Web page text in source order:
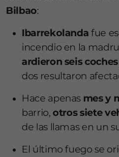
Bilbao:
Ibarrekolanda fue
incendio en la
ardieron seis
dos resultaron
Hace apenas mes y
barrio,otros siete
de las llamas en un
El último fuego se